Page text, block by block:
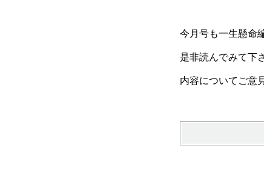
今月号も一生懸命
是非読んでみて下
内容についてご意